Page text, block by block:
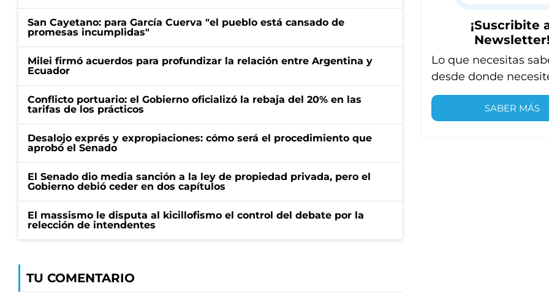
San Cayetano: para García Cuerva "el pueblo está cansado de
promesas incumplidas"
Milei firmó acuerdos para profundizar la relación entre Argentina y
Ecuador
Conflicto portuario: el Gobierno oficializó la rebaja del 20% en las
tarifas de los prácticos
Desalojo exprés y expropiaciones: cómo será el procedimiento que
aprobó el Senado
El Senado dio media sanción a la ley de propiedad privada, pero el
Gobierno debió ceder en dos capítulos
El massismo le disputa al kicillofismo el control del debate por la
relección de intendentes
TU COMENTARIO
¡Suscribite
Newsletter!
Lo que necesitas
desde donde
SABER MÁS